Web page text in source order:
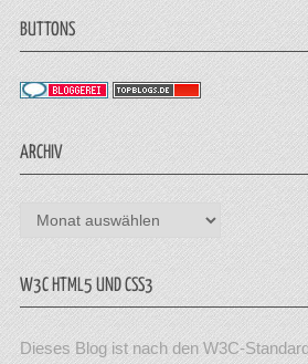
BUTTONS
ARCHIV
Archiv
W3C HTML5 UND CSS3
Dieses Blog ist nach den W3C-